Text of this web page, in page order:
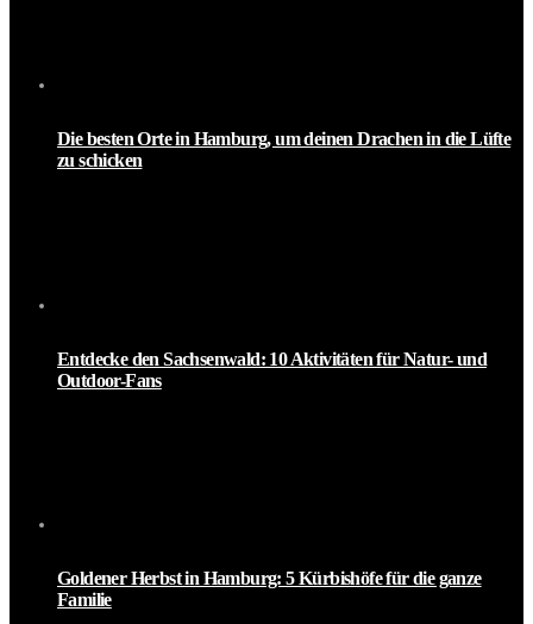
Die besten Orte in Hamburg, um deinen Drachen in die Lüfte
zu schicken
Entdecke den Sachsenwald: 10 Aktivitäten für Natur- und
Outdoor-Fans
Goldener Herbst in Hamburg: 5 Kürbishöfe für die ganze
Familie